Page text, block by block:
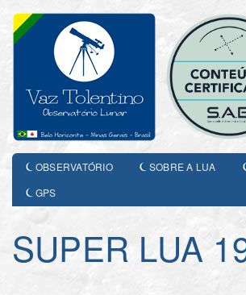
OBSERVATÓRIO SOBRE A LUA
GPS
SUPER LUA